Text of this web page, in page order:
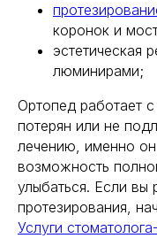
коронок и
эстетическая
люминирами;
Ортопед работает
потерян или не
лечению, именно
возможность
улыбаться. Если вы
протезирования,
Услуги